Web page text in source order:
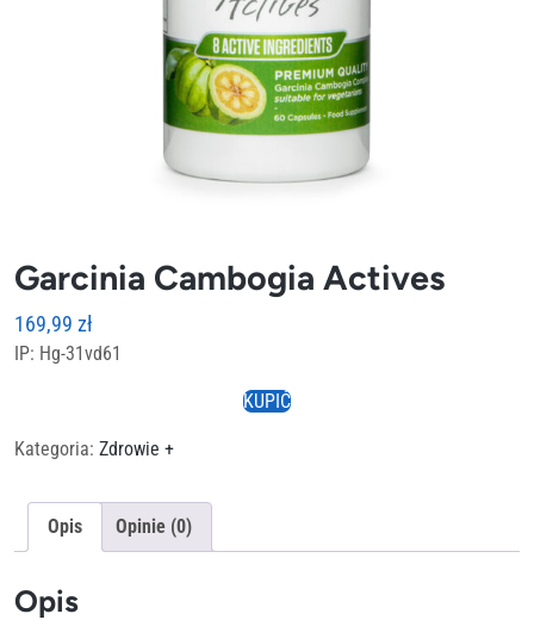
Garcinia Cambogia Actives
169,99 zł
IP: Hg-31vd61
KUPIĆ
Kategoria: Zdrowie +
Opis Opinie (0)
Opis